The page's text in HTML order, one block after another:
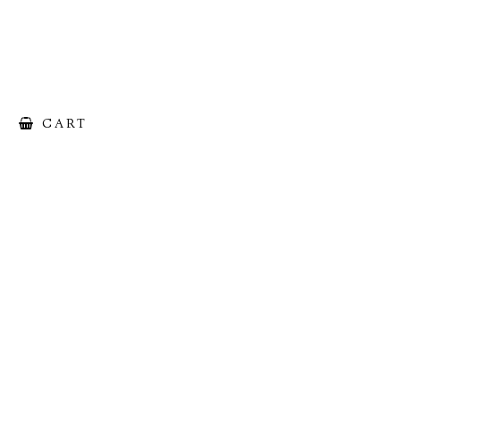
CART